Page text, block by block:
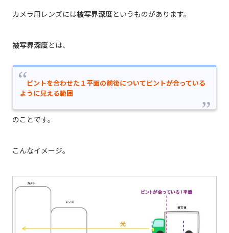
カメラ用レンズには被写界深度というものがあります。
被写界深度とは、
ピントを合わせた１平面の前後についてピントが合っている
ように見える範囲
のことです。
こんなイメージ。